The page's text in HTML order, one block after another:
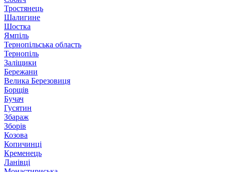
Тростянець
Шалигине
Шостка
Ямпіль
Тернопільська область
Тернопіль
Заліщики
Бережани
Велика Березовиця
Борщів
Бучач
Гусятин
Збараж
Зборів
Козова
Копичинці
Кременець
Ланівці